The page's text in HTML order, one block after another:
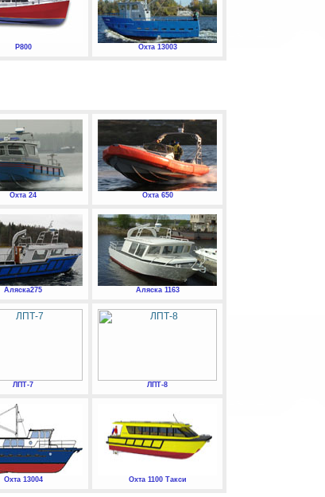
P800 Охта 13003
Охта 24 Охта 650
Аляска275 Аляска 1163
ЛПТ-7 ЛПТ-8
Охта 13004 Охта 1100 Такси